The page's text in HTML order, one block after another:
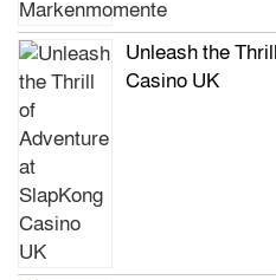
Unleash the
Casino UK